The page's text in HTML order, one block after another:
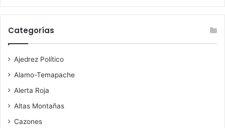
Categorías
Ajedrez Político
Alamo-Temapache
Alerta Roja
Altas Montañas
Cazones